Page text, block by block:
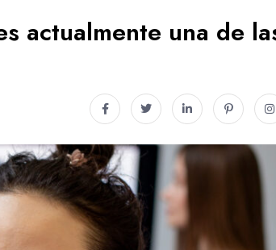
actualmente una de